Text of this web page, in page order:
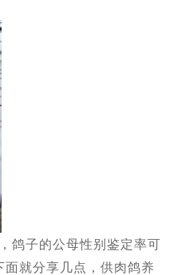
子的公母性别鉴定率可
就分享几点，供肉鸽养